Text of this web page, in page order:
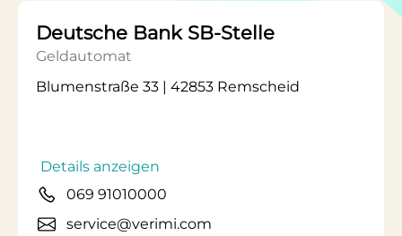
Deutsche Bank SB-Stelle
Geldautomat
Blumenstraße 33 | 42853 Remscheid
Details anzeigen
069 91010000
service@verimi.com